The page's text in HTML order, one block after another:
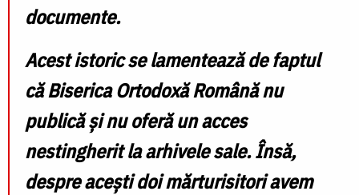
documente.
Acest istoric se lamentează de faptul
că Biserica Ortodoxă Română nu
publică și nu oferă un acces
nestingherit la arhivele sale. Însă,
despre acești doi mărturisitori avem